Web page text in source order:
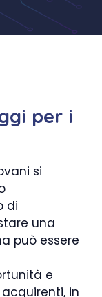
per i
si
di
una
può essere
e
in